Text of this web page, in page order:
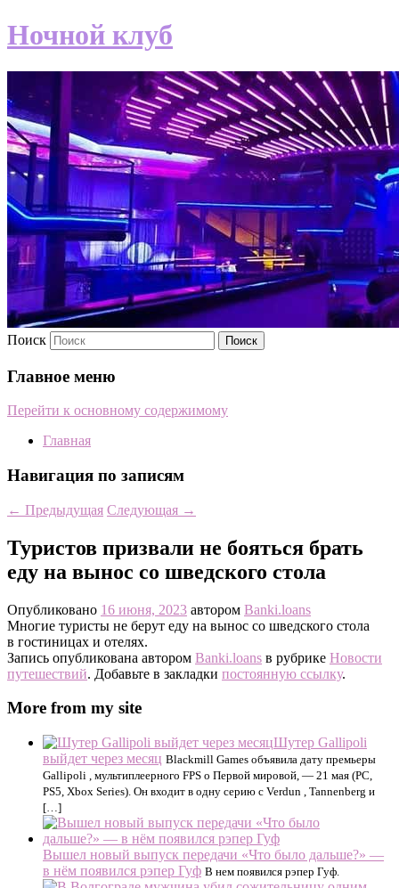
Ночной клуб
Поиск
Главное меню
Перейти к основному содержимому
Главная
Навигация по записям
← Предыдущая Следующая →
Туристов призвали не бояться брать
еду на вынос со шведского стола
Опубликовано 16 июня, 2023 автором Banki.loans
Многие туристы не берут еду на вынос со шведского стола
в гостиницах и отелях.
Запись опубликована автором Banki.loans в рубрике Новости
путешествий. Добавьте в закладки постоянную ссылку.
More from my site
Шутер Gallipoli
выйдет через месяц Blackmill Games объявила дату премьеры
Gallipoli , мультиплеерного FPS о Первой мировой, — 21 мая (PC,
PS5, Xbox Series). Он входит в одну серию с Verdun , Tannenberg и
[…]
Вышел новый выпуск передачи «Что было дальше?» —
в нём появился рэпер Гуф В нем появился рэпер Гуф.